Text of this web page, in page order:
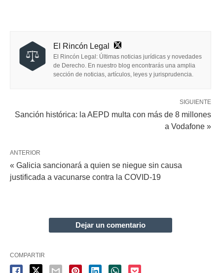
El Rincón Legal
El Rincón Legal: Últimas noticias jurídicas y novedades
de Derecho. En nuestro blog encontrarás una amplia
sección de noticias, artículos, leyes y jurisprudencia.
SIGUIENTE
Sanción histórica: la AEPD multa con más de 8 millones
a Vodafone »
ANTERIOR
« Galicia sancionará a quien se niegue sin causa
justificada a vacunarse contra la COVID-19
Dejar un comentario
COMPARTIR